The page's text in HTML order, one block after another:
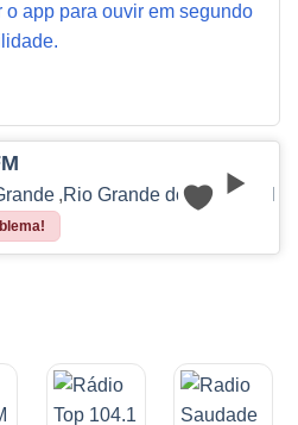
app para ouvir em segundo
,Rio Grande do Sul ,Brasil